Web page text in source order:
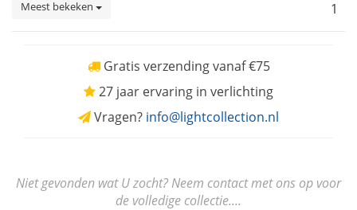
Meest bekeken 1
Gratis verzending vanaf €75
27 jaar ervaring in verlichting
Vragen? info@lightcollection.nl
Niet gevonden wat U zocht? Neem contact met ons op voor
de volledige collectie....